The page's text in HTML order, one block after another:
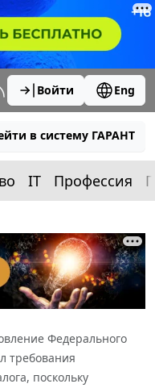
Войти Eng
в систему ГАРАНТ
IT Профессия
Федерального
требования
поскольку